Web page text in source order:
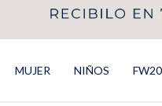
MUJER NIÑOS